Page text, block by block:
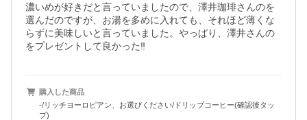
濃いめが好きだと言っていましたので、澤井珈琲さんのを
選んだのですが、お湯を多めに入れても、それほど薄くな
らずに美味しいと言っていました。やっぱり、澤井さんの
をプレゼントして良かった‼️
購入した商品
-/リッチヨーロピアン、お選びください/ドリップコーヒー(確認後タッ
プ)